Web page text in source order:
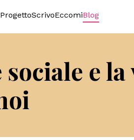
ProgettoScrivoEccomiBlog
sociale e